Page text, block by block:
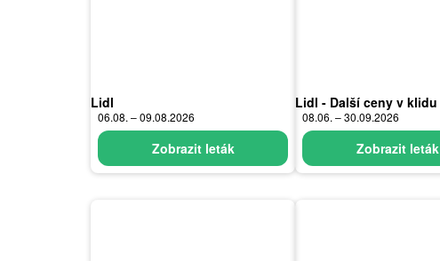
Lidl
06.08. – 09.08.2026
Zobrazit leták
Lidl - Další ceny v klidu
08.06. – 30.09.2026
Zobrazit leták